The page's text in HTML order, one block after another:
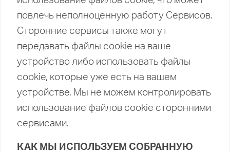
повлечь неполноценную работу Сервисов.
Сторонние сервисы также могут
передавать файлы cookie на ваше
устройство либо использовать файлы
cookie, которые уже есть на вашем
устройстве. Мы не можем контролировать
использование файлов cookie сторонними
сервисами.
КАК МЫ ИСПОЛЬЗУЕМ СОБРАННУЮ